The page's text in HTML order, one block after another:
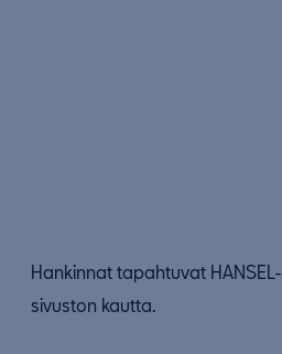
Hankinnat tapahtuvat HANSEL-
sivuston kautta.